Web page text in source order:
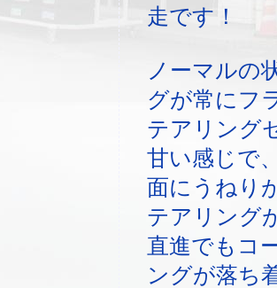
走です！
ノーマルの
グが常にフ
テアリング
甘い感じで
面にうねり
テアリング
直進でもコ
ングが落ち